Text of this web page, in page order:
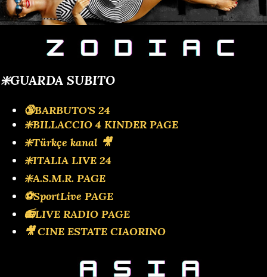
❇️GUARDA SUBITO
🔞BARBUTO'S 24
❇️BILLACCIO 4 KINDER PAGE
❇️Türkçe kanal 🎥
❇️ITALIA LIVE 24
❇️A.S.M.R. PAGE
⚽SportLive PAGE
📻LIVE RADIO PAGE
🎥 CINE ESTATE CIAORINO